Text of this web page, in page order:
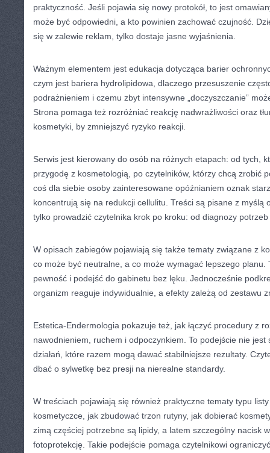
praktyczność. Jeśli pojawia się nowy protokół, to jest
może być odpowiedni, a kto powinien zachować czujność.
się w zalewie reklam, tylko dostaje jasne wyjaśnienia.
Ważnym elementem jest edukacja dotycząca barier
czym jest bariera hydrolipidowa, dlaczego przesuszenie
podrażnieniem i czemu zbyt intensywne „doczyszczanie”
Strona pomaga też rozróżniać reakcję nadwrażliwości oraz
kosmetyki, by zmniejszyć ryzyko reakcji.
Serwis jest kierowany do osób na różnych etapach: od tych,
przygodę z kosmetologią, po czytelników, którzy chcą zrobić
coś dla siebie osoby zainteresowane opóźnianiem oznak
koncentrują się na redukcji cellulitu. Treści są pisane z myślą
tylko prowadzić czytelnika krok po kroku: od diagnozy
W opisach zabiegów pojawiają się także tematy związane z
co może być neutralne, a co może wymagać lepszego planu.
pewność i podejść do gabinetu bez lęku. Jednocześnie
organizm reaguje indywidualnie, a efekty zależą od zestawu
Estetica-Endermologia pokazuje też, jak łączyć procedury z
nawodnieniem, ruchem i odpoczynkiem. To podejście nie jest
działań, które razem mogą dawać stabilniejsze rezultaty.
dbać o sylwetkę bez presji na nierealne standardy.
W treściach pojawiają się również praktyczne tematy typu
kosmetyczce, jak zbudować trzon rutyny, jak dobierać
zimą częściej potrzebne są lipidy, a latem szczególny nacisk
fotoprotekcję. Takie podejście pomaga czytelnikowi